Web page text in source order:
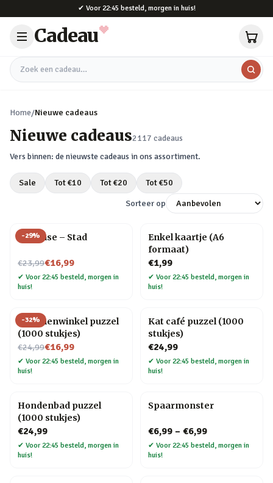
✔ Voor 22:45 besteld, morgen in huis!
Cadeau
Zoek een cadeau
Home/Nieuwe cadeaus
Nieuwe cadeaus2117 cadeaus
Vers binnen: de nieuwste cadeaus in ons assortiment.
Sale Tot €10 Tot €20 Tot €50
Sorteer op
-29%
Flip Vase – Stad
€23,99
Nu voor€16,99
✔ Voor 22:45 besteld, morgen in
huis!
Enkel kaartje (A6
formaat)
€1,99
✔ Voor 22:45 besteld, morgen in
huis!
-32%
Bloemenwinkel puzzel
(1000 stukjes)
€24,99
Nu voor€16,99
✔ Voor 22:45 besteld, morgen in
huis!
Kat café puzzel (1000
stukjes)
€24,99
✔ Voor 22:45 besteld, morgen in
huis!
Hondenbad puzzel
(1000 stukjes)
€24,99
✔ Voor 22:45 besteld, morgen in
huis!
Spaarmonster
€6,99 – €6,99
✔ Voor 22:45 besteld, morgen in
huis!